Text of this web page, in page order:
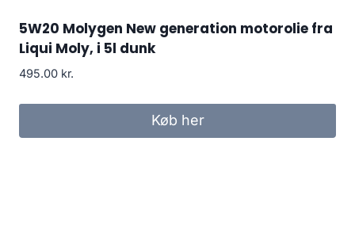
5W20 Molygen New generation motorolie fra
Liqui Moly, i 5l dunk
495.00 kr.
Køb her